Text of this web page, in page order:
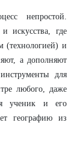
непростой.
искусства, где
(технологией) и
а дополняют
для
любого, даже
ученик и его
географию из